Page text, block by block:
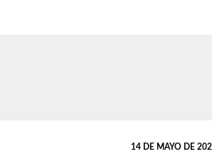
14 DE MAYO DE